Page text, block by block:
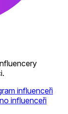
influenceři
influenceři